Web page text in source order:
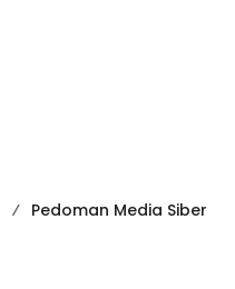
Pedoman Media Siber